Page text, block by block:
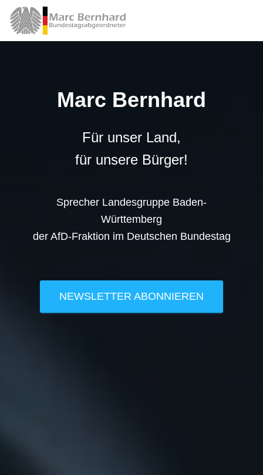
Marc Bernhard
Für unser Land,
für unsere Bürger!
Sprecher Landesgruppe Baden-
Württemberg
der AfD-Fraktion im Deutschen Bundestag
NEWSLETTER ABONNIEREN